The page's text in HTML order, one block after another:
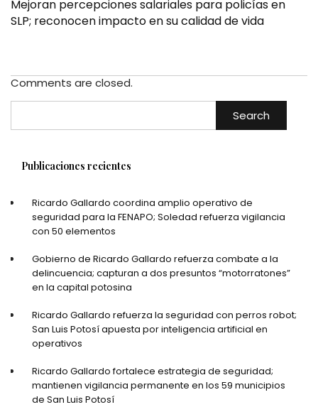
Mejoran percepciones salariales para policías en
SLP; reconocen impacto en su calidad de vida
Comments are closed.
Search
Publicaciones recientes
Ricardo Gallardo coordina amplio operativo de
seguridad para la FENAPO; Soledad refuerza vigilancia
con 50 elementos
Gobierno de Ricardo Gallardo refuerza combate a la
delincuencia; capturan a dos presuntos “motorratones”
en la capital potosina
Ricardo Gallardo refuerza la seguridad con perros robot;
San Luis Potosí apuesta por inteligencia artificial en
operativos
Ricardo Gallardo fortalece estrategia de seguridad;
mantienen vigilancia permanente en los 59 municipios
de San Luis Potosí